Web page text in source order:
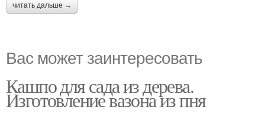
читать дальше →
Вас может заинтересовать
Кашпо для сада из дерева.
Изготовление вазона из пня